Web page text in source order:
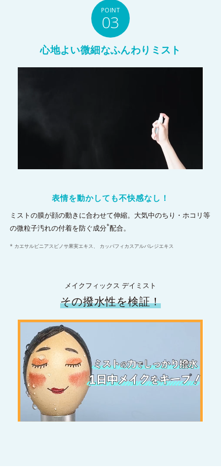
POINT
03
心地よい微細なふんわりミスト
表情を動かしても不快感なし！
ミストの膜が顔の動きに合わせて伸縮。大気中のちり・ホコリ等
の微粒子汚れの付着を防ぐ成分*配合。
* カエサルピニアスピノサ果実エキス、 カッパフィカスアルバレジエキス
メイクフィックス デイミスト
その撥水性を検証！